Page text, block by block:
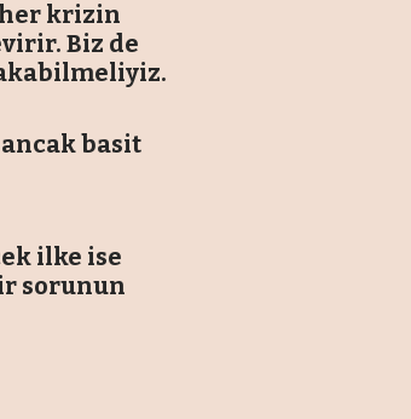
krizin
Biz de
basit
ilke ise
sorunun